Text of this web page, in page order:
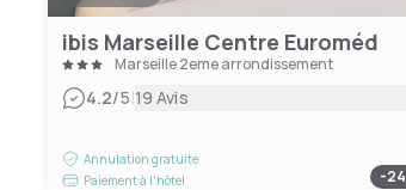
ibis Marseille Centre Euroméd
Marseille 2eme arrondissement
4.2/5|19 Avis
Annulation gratuite
Paiement à l'hôtel
-24